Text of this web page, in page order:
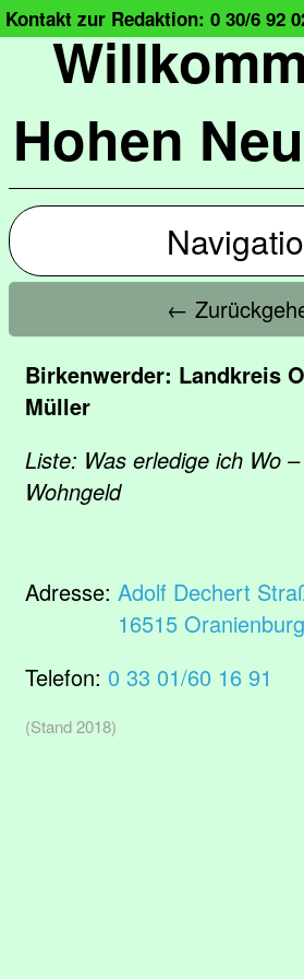
Hohen
Kontakt zur Redaktion: 0 30/6 92
←
Birkenwerder: Landkreis
Müller
Liste: Was erledige ich Wo
Wohngeld
Adresse: Adolf Dechert
16515 Oranienburg
Telefon: 0 33 01/60 16 91
(Stand 2018)